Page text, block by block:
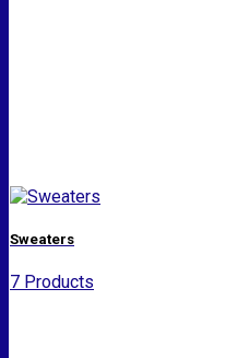
Sweaters
7 Products